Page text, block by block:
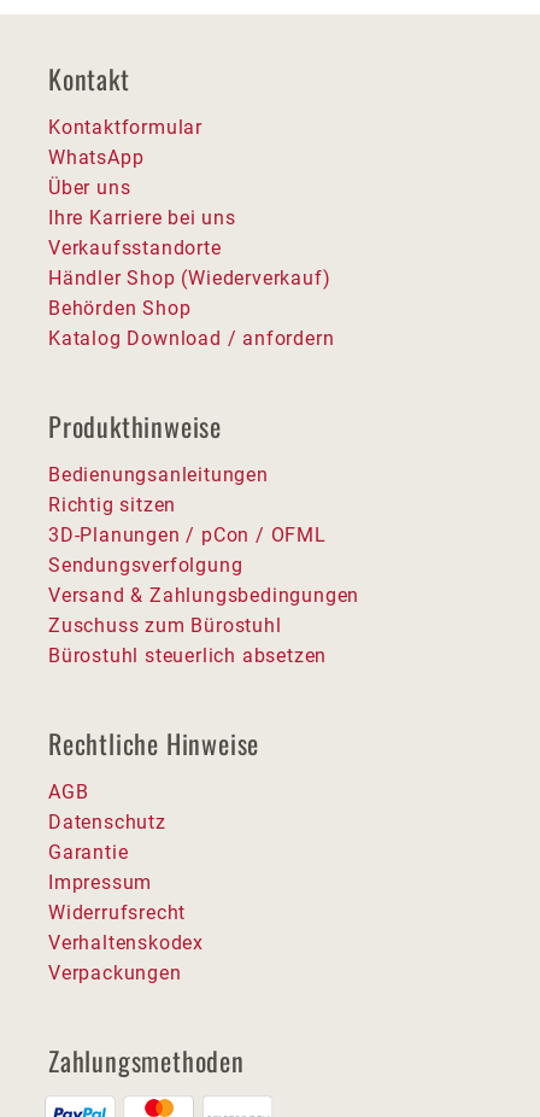
Kontakt
Kontaktformular
WhatsApp
Über uns
Ihre Karriere bei uns
Verkaufsstandorte
Händler Shop (Wiederverkauf)
Behörden Shop
Katalog Download / anfordern
Produkthinweise
Bedienungsanleitungen
Richtig sitzen
3D-Planungen / pCon / OFML
Sendungsverfolgung
Versand & Zahlungsbedingungen
Zuschuss zum Bürostuhl
Bürostuhl steuerlich absetzen
Rechtliche Hinweise
AGB
Datenschutz
Garantie
Impressum
Widerrufsrecht
Verhaltenskodex
Verpackungen
Zahlungsmethoden